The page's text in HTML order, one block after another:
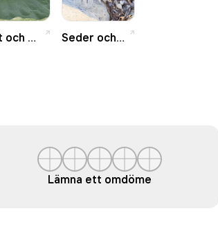
Släkt och vänner vid dödsfall Seder och bruk
Lämna ett omdöme